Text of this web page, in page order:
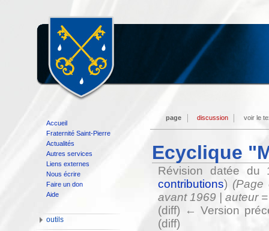
Ecyclique
Révision datée
contributions) (Page
avant 1969 | auteur
(diff) ← Version
(diff)
page discussion voir le
Accueil
Fraternité Saint-Pierre
Actualités
Autres services
Liens externes
Nous écrire
Faire un don
Aide
outils